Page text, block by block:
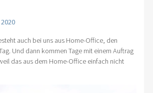
auch bei uns aus Home-Office, den
Und dann kommen Tage mit einem Auftrag
das aus dem Home-Office einfach nicht